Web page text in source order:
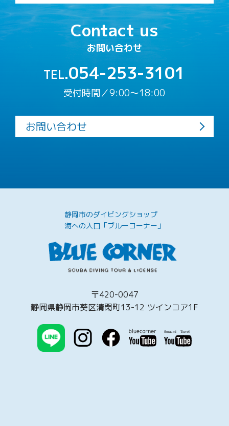
Contact us
お問い合わせ
TEL.054-253-3101
受付時間／9:00〜18:00
お問い合わせ
静岡市のダイビングショップ
海への入口「ブルーコーナー」
〒420-0047
静岡県静岡市葵区清閑町13-12 ツインコア1F